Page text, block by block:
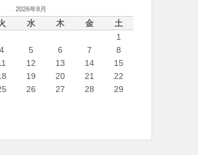
2026年8月
水 木 金
土
1
4 5 6 7
8
12 13 14
15
19 20 21
22
26 27 28
29